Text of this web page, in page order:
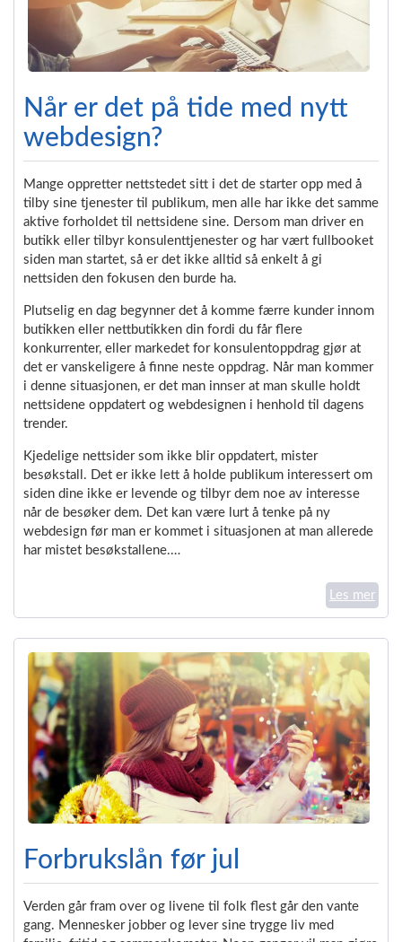
Når er det på tide med nytt
webdesign?
Mange oppretter nettstedet sitt i det de starter opp med å
tilby sine tjenester til publikum, men alle har ikke det samme
aktive forholdet til nettsidene sine. Dersom man driver en
butikk eller tilbyr konsulenttjenester og har vært fullbooket
siden man startet, så er det ikke alltid så enkelt å gi
nettsiden den fokusen den burde ha.
Plutselig en dag begynner det å komme færre kunder innom
butikken eller nettbutikken din fordi du får flere
konkurrenter, eller markedet for konsulentoppdrag gjør at
det er vanskeligere å finne neste oppdrag. Når man kommer
i denne situasjonen, er det man innser at man skulle holdt
nettsidene oppdatert og webdesignen i henhold til dagens
trender.
Kjedelige nettsider som ikke blir oppdatert, mister
besøkstall. Det er ikke lett å holde publikum interessert om
siden dine ikke er levende og tilbyr dem noe av interesse
når de besøker dem. Det kan være lurt å tenke på ny
webdesign før man er kommet i situasjonen at man allerede
har mistet besøkstallene.…
Les mer
Forbrukslån før jul
Verden går fram over og livene til folk flest går den vante
gang. Mennesker jobber og lever sine trygge liv med